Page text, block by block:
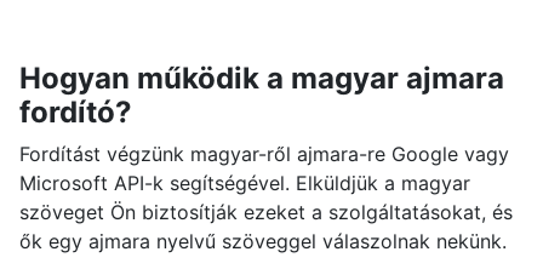
Hogyan működik a magyar ajmara
fordító?
Fordítást végzünk magyar-ről ajmara-re Google vagy
Microsoft API-k segítségével. Elküldjük a magyar
szöveget Ön biztosítják ezeket a szolgáltatásokat, és
ők egy ajmara nyelvű szöveggel válaszolnak nekünk.